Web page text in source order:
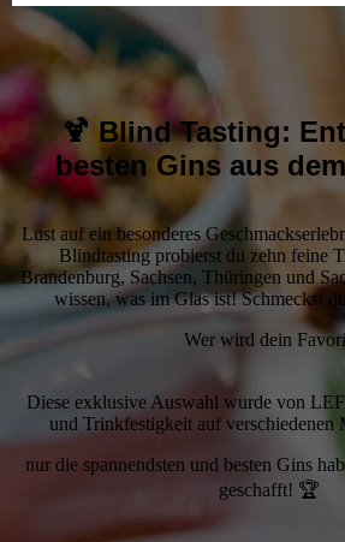
🍹 Blind Tasting:
besten Gins aus
Lust auf ein besonderes
Blindtasting probierst du zehn feine
Brandenburg, Sachsen, Thüringen und
wissen, was im Glas ist! Schmeckst
Wer wird dein
Diese exklusive Auswahl wurde von
und Trinkfestigkeit auf verschiedenen
nur die spannendsten und besten Gins
geschafft! 🏆